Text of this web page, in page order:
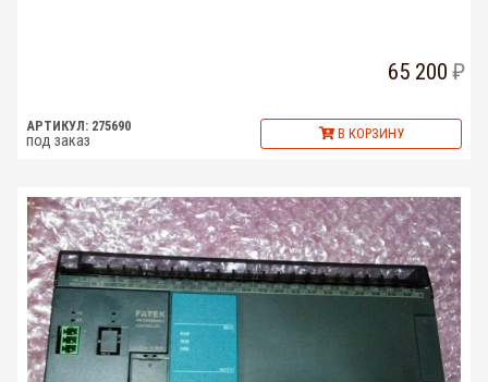
65 200
АРТИКУЛ: 275690
под заказ В КОРЗИНУ